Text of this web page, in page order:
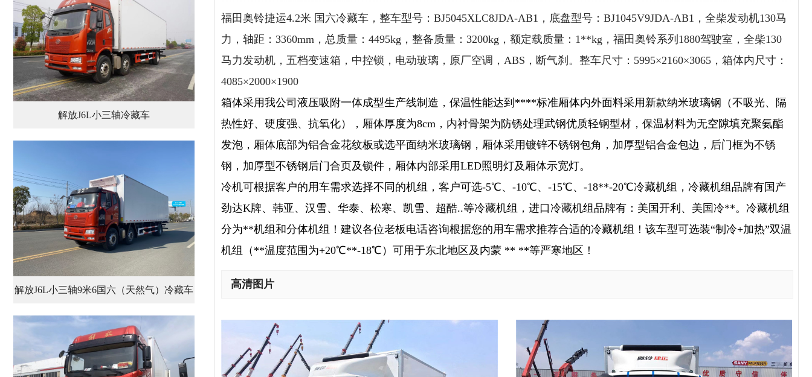
解放J6L小三轴冷藏车
解放J6L小三轴9米6国六（天然气）冷藏车
福田奥铃捷运4.2米 国六冷藏车，整车型号：BJ5045XLC8JDA-AB1，底盘型号：BJ1045V9JDA-AB1，全柴发动机130马
力，轴距：3360mm，总质量：4495kg，整备质量：3200kg，额定载质量：1**kg，福田奥铃系列1880驾驶室，全柴130
马力发动机，五档变速箱，中控锁，电动玻璃，原厂空调，ABS，断气刹。整车尺寸：5995×2160×3065，箱体内尺寸：
4085×2000×1900
箱体采用我公司液压吸附一体成型生产线制造，保温性能达到****标准厢体内外面料采用新款纳米玻璃钢（不吸光、隔
热性好、硬度强、抗氧化），厢体厚度为8cm，内衬骨架为防锈处理武钢优质轻钢型材，保温材料为无空隙填充聚氨酯
发泡，厢体底部为铝合金花纹板或选平面纳米玻璃钢， 厢体采用镀锌不锈钢包角，加厚型铝合金包边，后门框为不锈
钢，加厚型不锈钢后门合页及锁件，厢体内部采用LED照明灯及厢体示宽灯。
冷机可根据客户的用车需求选择不同的机组，客户可选-5℃、-10℃、-15℃、-18**-20℃冷藏机组 ， 冷藏机组 品牌有国产
劲达K牌、韩亚、汉雪、华泰、松寒、凯雪、超酷..等冷藏机组， 进口冷藏机组品牌有：美国开利、美国冷**。冷藏机组
分为**机组和分体机组！ 建议各位老板电话咨询根据您的用车需求推荐合适的冷藏机组！ 该车型可选装“制冷+加热”双温
机组（**温度范围为+20℃**-18℃）可用于东北地区及内蒙 ** **等严寒地区！
高清图片